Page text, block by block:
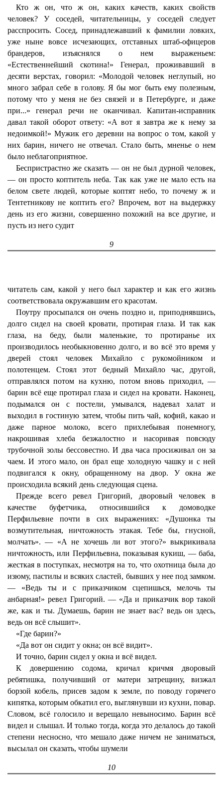
Кто ж он, что ж он, каких качеств, каких свойств
человек? У соседей, читательницы, у соседей следует
расспросить. Сосед, принадлежавший к фамилии ловких,
уже ныне вовсе исчезающих, отставных штаб-офицеров
брандеров, изъяснялся о нем выраженьем:
«Естественнейший скотина!» Генерал, проживавший в
десяти верстах, говорил: «Молодой человек неглупый, но
много забрал себе в голову. Я бы мог быть ему полезным,
потому что у меня не без связей и в Петербурге, и даже
при...» генерал речи не оканчивал. Капитан-исправник
давал такой оборот ответу: «А вот я завтра же к нему за
недоимкой!» Мужик его деревни на вопрос о том, какой у
них барин, ничего не отвечал. Стало быть, мненье о нем
было неблагоприятное.
Беспристрастно же сказать — он не был дурной человек,
— он просто коптитель неба. Так как уже не мало есть на
белом свете людей, которые коптят небо, то почему ж и
Тентетникову не коптить его? Впрочем, вот на выдержку
день из его жизни, совершенно похожий на все другие, и
пусть из него судит
9
читатель сам, какой у него был характер и как его жизнь
соответствовала окружавшим его красотам.
Поутру просыпался он очень поздно и, приподнявшись,
долго сидел на своей кровати, протирая глаза. И так как
глаза, на беду, были маленькие, то протиранье их
производилось необыкновенно долго, и во всё это время у
дверей стоял человек Михайло с рукомойником и
полотенцем. Стоял этот бедный Михайло час, другой,
отправлялся потом на кухню, потом вновь приходил, —
барин всё еще протирал глаза и сидел на кровати. Наконец,
подымался он с постели, умывался, надевал халат и
выходил в гостиную затем, чтобы пить чай, кофий, какао и
даже парное молоко, всего прихлебывая понемногу,
накрошивая хлеба безжалостно и насоривая повсюду
трубочной золы бессовестно. И два часа просиживал он за
чаем. И этого мало, он брал еще холодную чашку и с ней
подвигался к окну, обращенному на двор. У окна же
происходила всякий день следующая сцена.
Прежде всего ревел Григорий, дворовый человек в
качестве буфетчика, относившийся к домоводке
Перфильевне почти в сих выражениях: «Душонка ты
возмутительная, ничтожность этакая. Тебе бы, гнусной,
молчать». — «А не хочешь ли вот этого?» выкрикивала
ничтожность, или Перфильевна, показывая кукиш, — баба,
жесткая в поступках, несмотря на то, что охотница была до
изюму, пастилы и всяких сластей, бывших у нее под замком.
— «Ведь ты и с приказчиком сцепишься, мелочь ты
анбарная!» ревел Григорий. — «Да и приказчик вор такой
же, как и ты. Думаешь, барин не знает вас? ведь он здесь,
ведь он всё слышит».
«Где барин?»
«Да вот он сидит у окна; он всё видит».
И точно, барин сидел у окна и всё видел.
К довершению содома, кричал кричмя дворовый
ребятишка, получивший от матери затрещину, визжал
борзой кобель, присев задом к земле, по поводу горячего
кипятка, которым обкатил его, выглянувши из кухни, повар.
Словом, всё голосило и верещало невыносимо. Барин всё
видел и слышал. И только тогда, когда это делалось до такой
степени несносно, что мешало даже ничем не заниматься,
высылал он сказать, чтобы шумели
10